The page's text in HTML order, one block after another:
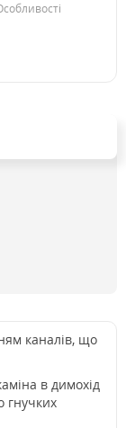
каналів, що
в димохід
гнучких